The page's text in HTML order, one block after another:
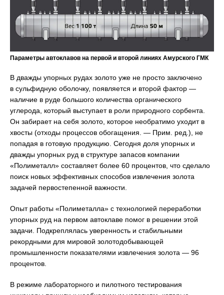
Параметры автоклавов на первой и второй линиях Амурского ГМК
В дважды упорных рудах золото уже не просто заключено
в сульфидную оболочку, появляется и второй фактор —
наличие в руде большого количества органического
углерода, который выступает в роли природного сорбента.
Он забирает на себя золото, которое необратимо уходит в
хвосты (отходы процессов обогащения. — Прим. ред.), не
попадая в готовую продукцию. Сегодня доля упорных и
дважды упорных руд в структуре запасов компании
«Полиметалл» составляет более 60 процентов, что сделало
поиск новых эффективных способов извлечения золота
задачей первостепенной важности.
Опыт работы «Полиметалла» с технологией переработки
упорных руд на первом автоклаве помог в решении этой
задачи. Подкреплялась уверенность и стабильными
рекордными для мировой золотодобывающей
промышленности показателями извлечения золота — 96
процентов.
В режиме лабораторного и пилотного тестирования